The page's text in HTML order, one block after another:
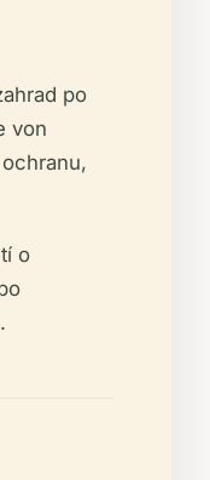
po
von
o